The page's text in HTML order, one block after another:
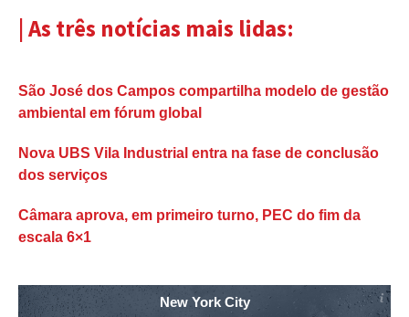
| As três notícias mais lidas:
São José dos Campos compartilha modelo de gestão
ambiental em fórum global
Nova UBS Vila Industrial entra na fase de conclusão
dos serviços
Câmara aprova, em primeiro turno, PEC do fim da
escala 6×1
New York City